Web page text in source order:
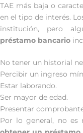
TAE más baja o
en el tipo de interés.
institución, pero
préstamo bancario
No tener un historial
Percibir un ingreso
Estar laborando.
Ser mayor de edad.
Presentar
Por lo general, no es